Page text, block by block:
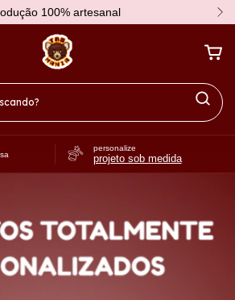
100% artesanal
personalize
projeto sob medida